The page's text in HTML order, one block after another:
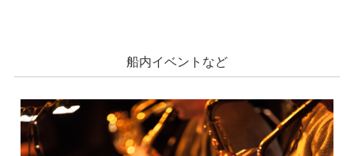
船内イベントなど